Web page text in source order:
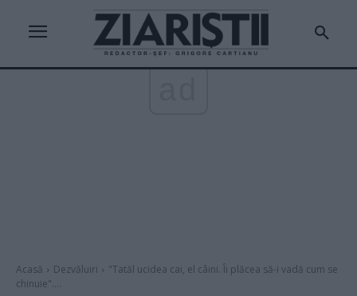
Acasă Dezvăluiri
"Tatăl ucidea cai, el câini. Îi plăcea să-i vadă cum se
chinuie"....